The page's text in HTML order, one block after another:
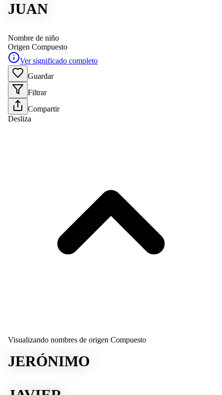
JUAN
Nombre de niño
Origen Compuesto
Ver significado completo
Guardar
Filtrar
Compartir
Desliza
Visualizando nombres de origen Compuesto
JERÓNIMO